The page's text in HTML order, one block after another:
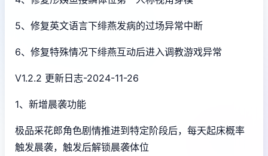
5、修复英文语言下绯燕发病的过场异常中断
6、修复特殊情况下绯燕互动后进入调教游戏异常
V1.2.2 更新日志-2024-11-26
1、新增晨袭功能
极品采花郎角色剧情推进到特定阶段后，每天起床概率
触发晨袭，触发后解锁晨袭体位